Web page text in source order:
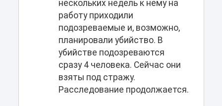
нескольких недель к нему на
работу приходили
подозреваемые и, возможно,
планировали убийство. В
убийстве подозреваются
сразу 4 человека. Сейчас они
взяты под стражу.
Расследование продолжается.